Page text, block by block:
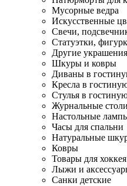
Мусорные ведра
Искусственные
Свечи,
Статуэтки,
Другие украшения
Шкуры и ковры
Диваны в
Кресла в
Стулья в
Журнальные
Настольные
Часы для спальни
Натуральные
Ковры
Товары для хоккея
Лыжи и
Санки детские